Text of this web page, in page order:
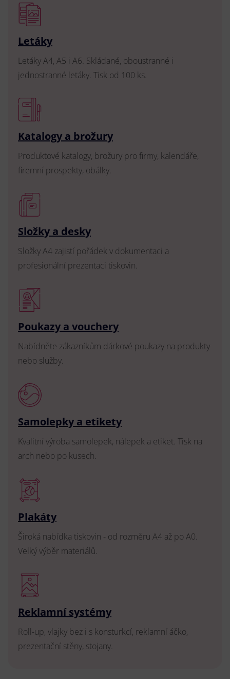
Letáky
Letáky A4, A5 i A6. Skládané, oboustranné i
jednostranné letáky. Tisk od 100 ks.
Katalogy a brožury
Produktové katalogy, brožury pro firmy, kalendáře,
firemní prospekty, obálky.
Složky a desky
Složky A4 zajistí pořádek v dokumentaci a
profesionální prezentaci tiskovin.
Poukazy a vouchery
Nabídněte zákazníkům dárkové poukazy na produkty
nebo služby.
Samolepky a etikety
Kvalitní výroba samolepek, nálepek a etiket. Tisk na
arch nebo po kusech.
Plakáty
Široká nabídka tiskovin - od rozměru A4 až po A0.
Velký výběr materiálů.
Reklamní systémy
Roll-up, vlajky bez i s konsturkcí, reklamní áčko,
prezentační stěny, stojany.